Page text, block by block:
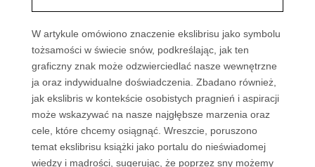
W artykule omówiono znaczenie ekslibrisu jako symbolu
tożsamości w świecie snów, podkreślając, jak ten
graficzny znak może odzwierciedlać nasze wewnętrzne
ja oraz indywidualne doświadczenia. Zbadano również,
jak ekslibris w kontekście osobistych pragnień i aspiracji
może wskazywać na nasze najgłębsze marzenia oraz
cele, które chcemy osiągnąć. Wreszcie, poruszono
temat ekslibrisu książki jako portalu do nieświadomej
wiedzy i mądrości, sugerując, że poprzez sny możemy